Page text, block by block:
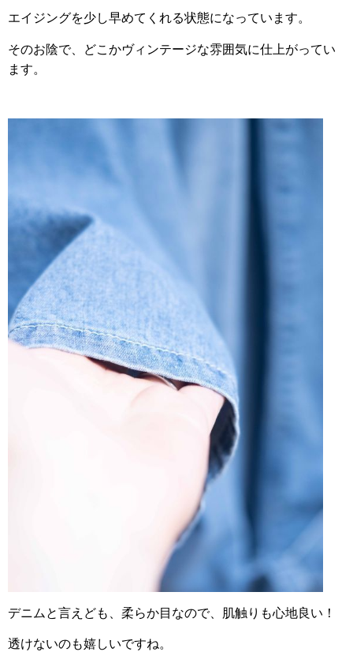
エイジングを少し早めてくれる状態になっています。
そのお陰で、どこかヴィンテージな雰囲気に仕上がってい
ます。
デニムと言えども、柔らか目なので、肌触りも心地良い！
透けないのも嬉しいですね。